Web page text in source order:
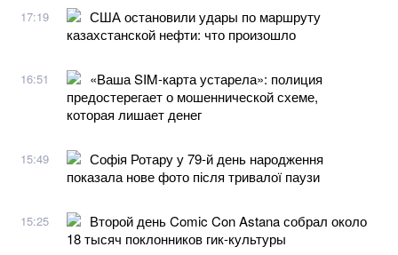
17:19
США остановили удары по маршруту
казахстанской нефти: что произошло
16:51
«Ваша SIM-карта устарела»: полиция
предостерегает о мошеннической схеме,
которая лишает денег
15:49
Софія Ротару у 79-й день народження
показала нове фото після тривалої паузи
15:25
Второй день Comic Con Astana собрал около
18 тысяч поклонников гик-культуры